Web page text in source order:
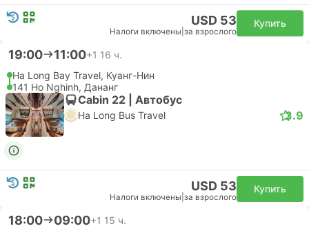
USD 53
Налоги включены за взрослого
Купить
19:00 11:00+1 16 ч.
Ha Long Bay Travel, Куанг-Нин
141 Ho Nghinh, Дананг
Cabin 22 | Автобус
Ha Long Bus Travel 3.9
USD 53
Налоги включены за взрослого
Купить
18:00 09:00+1 15 ч.